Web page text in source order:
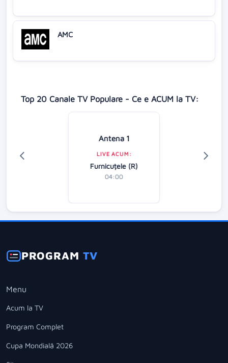
AMC
Top 20 Canale TV Populare - Ce e ACUM la TV:
Antena 1
LIVE ACUM:
Furnicuțele (R)
04:00
PROGRAMTV
Menu
Acum la TV
Program Complet
Cupa Mondială 2026